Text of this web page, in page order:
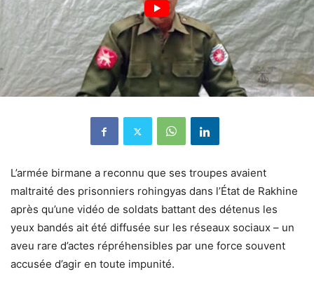
L’armée birmane a reconnu que ses troupes avaient
maltraité des prisonniers rohingyas dans l’État de Rakhine
après qu’une vidéo de soldats battant des détenus les
yeux bandés ait été diffusée sur les réseaux sociaux – un
aveu rare d’actes répréhensibles par une force souvent
accusée d’agir en toute impunité.